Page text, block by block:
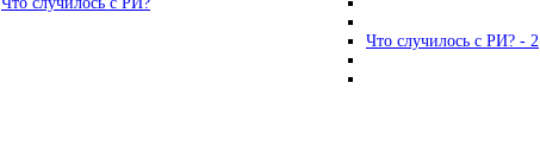
Что случилось с РИ? - 2